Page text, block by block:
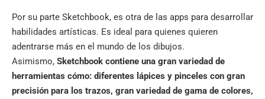
Por su parte Sketchbook, es otra de las apps para desarrollar
habilidades artísticas. Es ideal para quienes quieren
adentrarse más en el mundo de los dibujos.
Asimismo, Sketchbook contiene una gran variedad de
herramientas cómo: diferentes lápices y pinceles con gran
precisión para los trazos, gran variedad de gama de colores,